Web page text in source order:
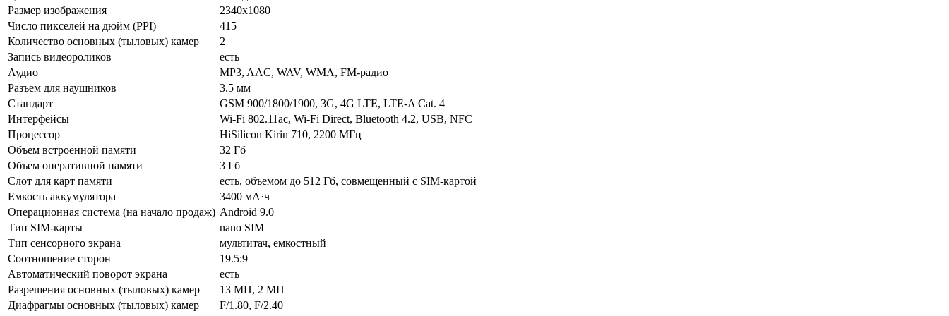
Размер изображения
2340x1080
Число пикселей на дюйм (PPI)
415
Количество основных (тыловых) камер
2
Запись видеороликов
есть
Аудио
MP3, AAC, WAV, WMA, FM-радио
Разъем для наушников
3.5 мм
Стандарт
GSM 900/1800/1900, 3G, 4G LTE, LTE-A Cat. 4
Интерфейсы
Wi-Fi 802.11ac, Wi-Fi Direct, Bluetooth 4.2, USB, NFC
Процессор
HiSilicon Kirin 710, 2200 МГц
Объем встроенной памяти
32 Гб
Объем оперативной памяти
3 Гб
Слот для карт памяти
есть, объемом до 512 Гб, совмещенный с SIM-картой
Емкость аккумулятора
3400 мА·ч
Операционная система (на начало продаж) Android 9.0
Тип SIM-карты
nano SIM
Тип сенсорного экрана
мультитач, емкостный
Соотношение сторон
19.5:9
Автоматический поворот экрана
есть
Разрешения основных (тыловых) камер
13 МП, 2 МП
Диафрагмы основных (тыловых) камер
F/1.80, F/2.40